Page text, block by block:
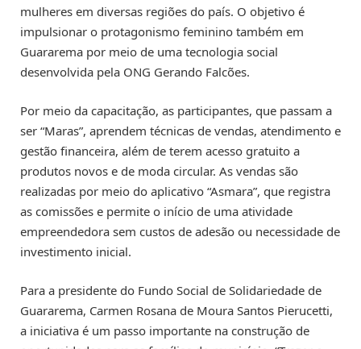
mulheres em diversas regiões do país. O objetivo é
impulsionar o protagonismo feminino também em
Guararema por meio de uma tecnologia social
desenvolvida pela ONG Gerando Falcões.
Por meio da capacitação, as participantes, que passam a
ser “Maras”, aprendem técnicas de vendas, atendimento e
gestão financeira, além de terem acesso gratuito a
produtos novos e de moda circular. As vendas são
realizadas por meio do aplicativo “Asmara”, que registra
as comissões e permite o início de uma atividade
empreendedora sem custos de adesão ou necessidade de
investimento inicial.
Para a presidente do Fundo Social de Solidariedade de
Guararema, Carmen Rosana de Moura Santos Pierucetti,
a iniciativa é um passo importante na construção de